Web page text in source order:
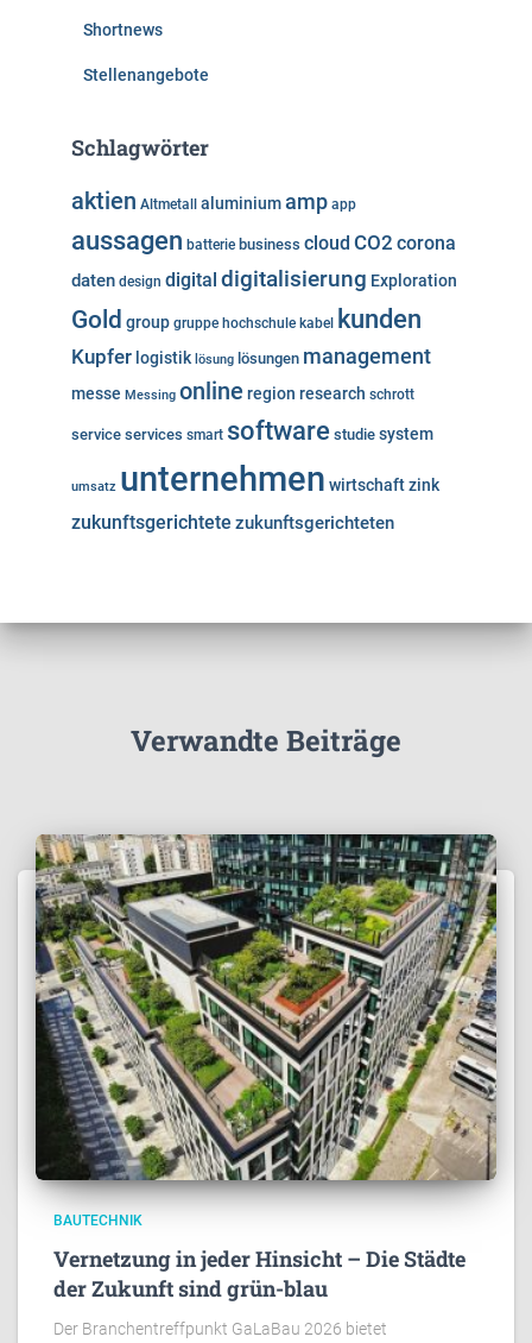
Shortnews
Stellenangebote
Schlagwörter
aktien Altmetall aluminiumamp app
aussagen batterie business cloud CO2 corona
daten design digital digitalisierung Exploration
Gold group gruppe hochschule kabel kunden
Kupfer logistik lösung lösungen management
messe Messing online region research schrott
service services smart software studie system
umsatz unternehmen wirtschaftzink
zukunftsgerichtete zukunftsgerichteten
Verwandte Beiträge
BAUTECHNIK
Vernetzung in jeder Hinsicht – Die Städte
der Zukunft sind grün-blau
Der Branchentreffpunkt GaLaBau 2026 bietet